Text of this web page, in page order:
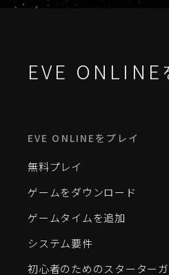
EVE ONLINE
EVE ONLINEをプレイ
無料プレイ
ゲームをダウンロード
ゲームタイムを追加
システム要件
初心者のためのスターター